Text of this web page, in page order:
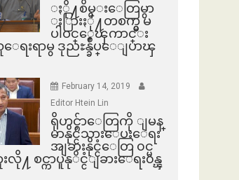
ႏို႔စိမ္းေတြမွာ
ႏြားႏို႔တစက္မွ မ
ပါဝင္ေၾကာင္း
ရးရာမွ ဒုညႊန္ခ်ဳပ္ေျပာၾ
February 14, 2019
Editor Htein Lin
ရိုဟင္ဂ်ာေတြကို ျမန္
မာနိုင္ငံသားေပးေရး
အျခားနိုင္ငံေတြ ၀င္မ
႔ စင္ကာပူနုိင္ငံျခားေရး၀န္ၾ